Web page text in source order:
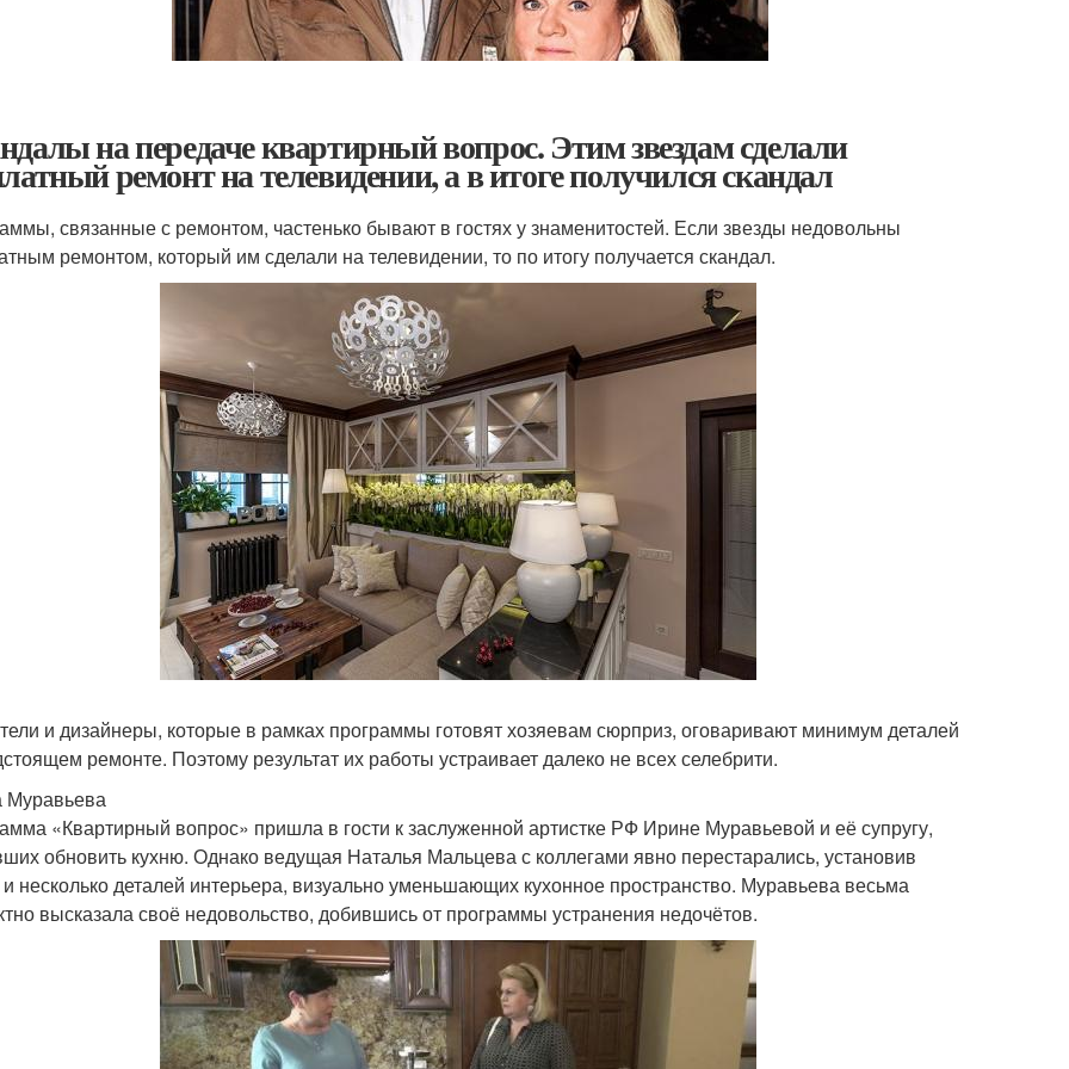
на передаче квартирный вопрос. Этим звездам сделали
ремонт на телевидении, а в итоге получился скандал
связанные с ремонтом, частенько бывают в гостях у знаменитостей. Если звезды недовольны
ремонтом, который им сделали на телевидении, то по итогу получается скандал.
и дизайнеры, которые в рамках программы готовят хозяевам сюрприз, оговаривают минимум деталей
ремонте. Поэтому результат их работы устраивает далеко не всех селебрити.
Муравьева
«Квартирный вопрос» пришла в гости к заслуженной артистке РФ Ирине Муравьевой и её супругу,
обновить кухню. Однако ведущая Наталья Мальцева с коллегами явно перестарались, установив
несколько деталей интерьера, визуально уменьшающих кухонное пространство. Муравьева весьма
высказала своё недовольство, добившись от программы устранения недочётов.